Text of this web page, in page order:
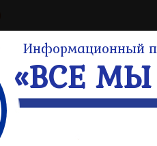
Информационный
«ВСЕ